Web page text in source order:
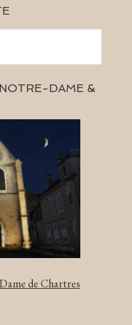
DAME &
de Chartres